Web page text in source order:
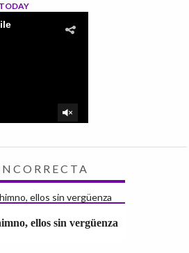
ellos sin vergüenza